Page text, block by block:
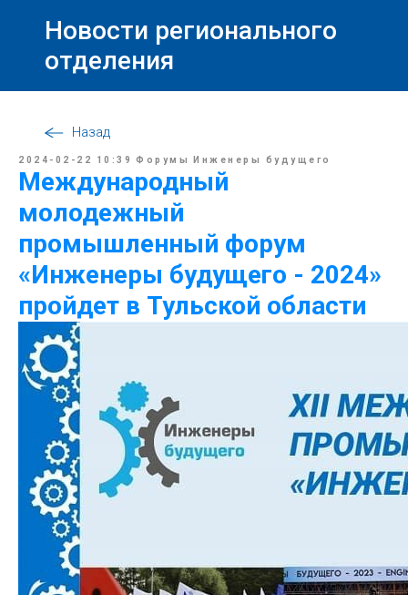
Новости регионального
отделения
Назад
2024-02-22 10:39 Форумы Инженеры будущего
Международный
молодежный
промышленный форум
«Инженеры будущего - 2024»
пройдет в Тульской области